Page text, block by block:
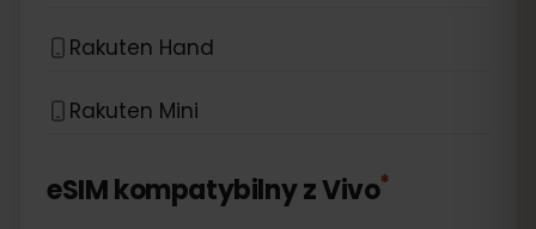
Rakuten Hand
Rakuten Mini
eSIM kompatybilny zVivo*